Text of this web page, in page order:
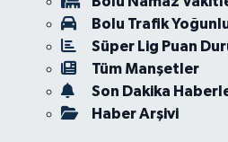
Bolu Trafik
Süper Lig Puan
Tüm Manşetler
Son Dakika
Haber Arşivi